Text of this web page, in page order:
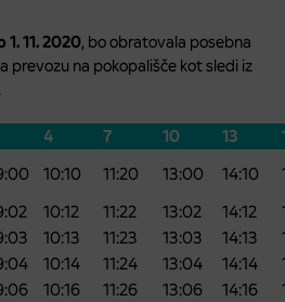
11. 2020, bo obratovala posebna
prevozu na pokopališče kot sledi iz
4 7 10 13
10:10 11:20 13:00 14:10
10:12 11:22 13:02 14:12
10:13 11:23 13:03 14:13
10:14 11:24 13:04 14:14
10:16 11:26 13:06 14:16